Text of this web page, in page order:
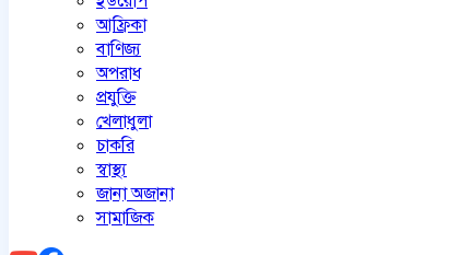
আফ্রিকা
বাণিজ্য
অপরাধ
প্রযুক্তি
খেলাধুলা
চাকরি
স্বাস্থ্য
জানা অজানা
সামাজিক